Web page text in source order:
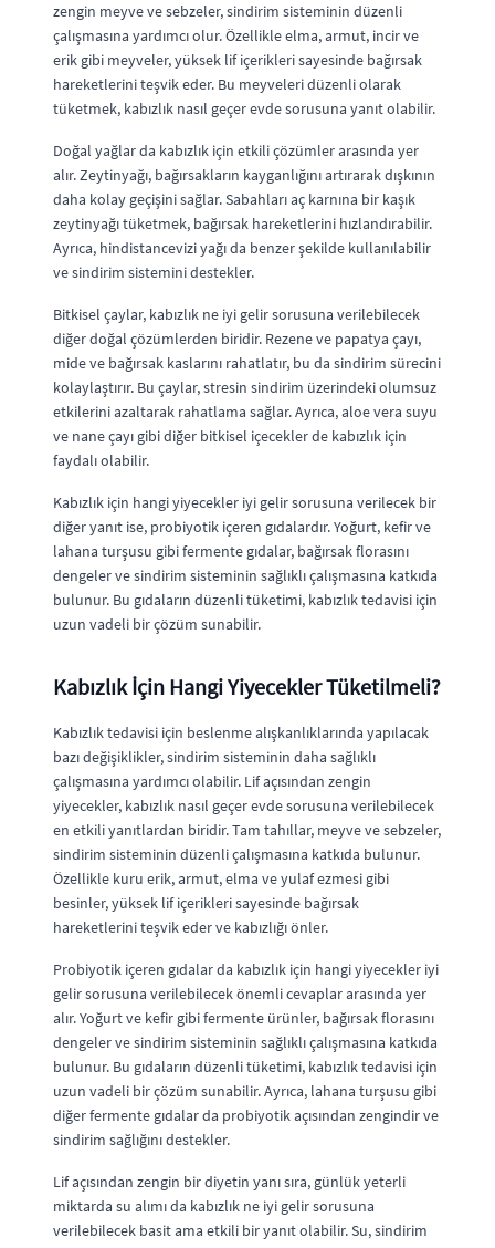
zengin meyve ve sebzeler, sindirim sisteminin düzenli
çalışmasına yardımcı olur. Özellikle elma, armut, incir ve
erik gibi meyveler, yüksek lif içerikleri sayesinde bağırsak
hareketlerini teşvik eder. Bu meyveleri düzenli olarak
tüketmek, kabızlık nasıl geçer evde sorusuna yanıt olabilir.
Doğal yağlar da kabızlık için etkili çözümler arasında yer
alır. Zeytinyağı, bağırsakların kayganlığını artırarak dışkının
daha kolay geçişini sağlar. Sabahları aç karnına bir kaşık
zeytinyağı tüketmek, bağırsak hareketlerini hızlandırabilir.
Ayrıca, hindistancevizi yağı da benzer şekilde kullanılabilir
ve sindirim sistemini destekler.
Bitkisel çaylar, kabızlık ne iyi gelir sorusuna verilebilecek
diğer doğal çözümlerden biridir. Rezene ve papatya çayı,
mide ve bağırsak kaslarını rahatlatır, bu da sindirim sürecini
kolaylaştırır. Bu çaylar, stresin sindirim üzerindeki olumsuz
etkilerini azaltarak rahatlama sağlar. Ayrıca, aloe vera suyu
ve nane çayı gibi diğer bitkisel içecekler de kabızlık için
faydalı olabilir.
Kabızlık için hangi yiyecekler iyi gelir sorusuna verilecek bir
diğer yanıt ise, probiyotik içeren gıdalardır. Yoğurt, kefir ve
lahana turşusu gibi fermente gıdalar, bağırsak florasını
dengeler ve sindirim sisteminin sağlıklı çalışmasına katkıda
bulunur. Bu gıdaların düzenli tüketimi, kabızlık tedavisi için
uzun vadeli bir çözüm sunabilir.
Kabızlık İçin Hangi Yiyecekler Tüketilmeli?
Kabızlık tedavisi için beslenme alışkanlıklarında yapılacak
bazı değişiklikler, sindirim sisteminin daha sağlıklı
çalışmasına yardımcı olabilir. Lif açısından zengin
yiyecekler, kabızlık nasıl geçer evde sorusuna verilebilecek
en etkili yanıtlardan biridir. Tam tahıllar, meyve ve sebzeler,
sindirim sisteminin düzenli çalışmasına katkıda bulunur.
Özellikle kuru erik, armut, elma ve yulaf ezmesi gibi
besinler, yüksek lif içerikleri sayesinde bağırsak
hareketlerini teşvik eder ve kabızlığı önler.
Probiyotik içeren gıdalar da kabızlık için hangi yiyecekler iyi
gelir sorusuna verilebilecek önemli cevaplar arasında yer
alır. Yoğurt ve kefir gibi fermente ürünler, bağırsak florasını
dengeler ve sindirim sisteminin sağlıklı çalışmasına katkıda
bulunur. Bu gıdaların düzenli tüketimi, kabızlık tedavisi için
uzun vadeli bir çözüm sunabilir. Ayrıca, lahana turşusu gibi
diğer fermente gıdalar da probiyotik açısından zengindir ve
sindirim sağlığını destekler.
Lif açısından zengin bir diyetin yanı sıra, günlük yeterli
miktarda su alımı da kabızlık ne iyi gelir sorusuna
verilebilecek basit ama etkili bir yanıt olabilir. Su, sindirim